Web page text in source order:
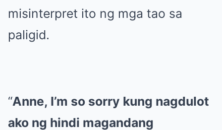
misinterpret ito ng mga tao sa
paligid.
“Anne, I’m so sorry kung nagdulot
ako ng hindi magandang